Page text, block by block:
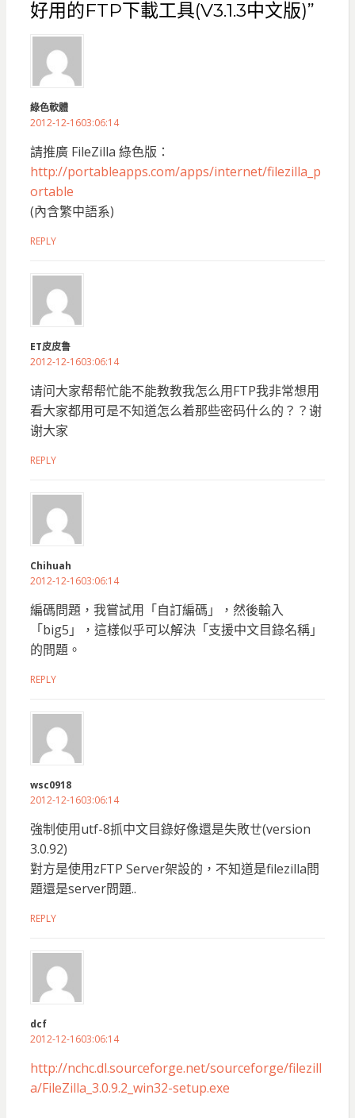
好用的FTP下載工具(V3.1.3中文版)”
綠色軟體
2012-12-1603:06:14
請推廣 FileZilla 綠色版：
http://portableapps.com/apps/internet/filezilla_p
ortable
(內含繁中語系)
REPLY
ET皮皮鲁
2012-12-1603:06:14
请问大家帮帮忙能不能教教我怎么用FTP我非常想用
看大家都用可是不知道怎么着那些密码什么的？？谢
谢大家
REPLY
Chihuah
2012-12-1603:06:14
編碼問題，我嘗試用「自訂編碼」，然後輸入
「big5」，這樣似乎可以解決「支援中文目錄名稱」
的問題。
REPLY
wsc0918
2012-12-1603:06:14
強制使用utf-8抓中文目錄好像還是失敗ㄝ(version
3.0.92)
對方是使用zFTP Server架設的，不知道是filezilla問
題還是server問題..
REPLY
dcf
2012-12-1603:06:14
http://nchc.dl.sourceforge.net/sourceforge/filezill
a/FileZilla_3.0.9.2_win32-setup.exe